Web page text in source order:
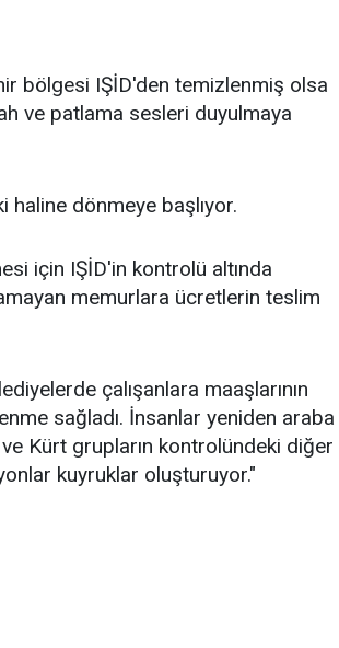
bölgesi IŞİD'den temizlenmiş olsa
ve patlama sesleri duyulmaya
haline dönmeye başlıyor.
için IŞİD'in kontrolü altında
memurlara ücretlerin teslim
çalışanlara maaşlarının
sağladı. İnsanlar yeniden araba
Kürt grupların kontrolündeki diğer
kuyruklar oluşturuyor."